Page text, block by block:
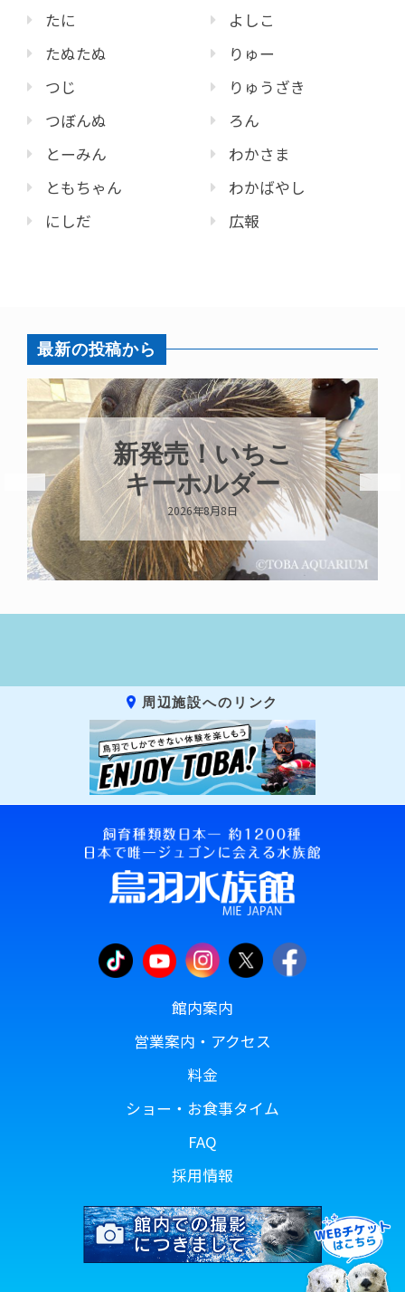
たに
たぬたぬ
つじ
つぼんぬ
とーみん
ともちゃん
にしだ
よしこ
りゅー
りゅうざき
ろん
わかさま
わかばやし
広報
最新の投稿から
新発売！いちこ
キーホルダー
2026年8月8日
周辺施設へのリンク
館内案内
営業案内・アクセス
料金
ショー・お食事タイム
FAQ
採用情報